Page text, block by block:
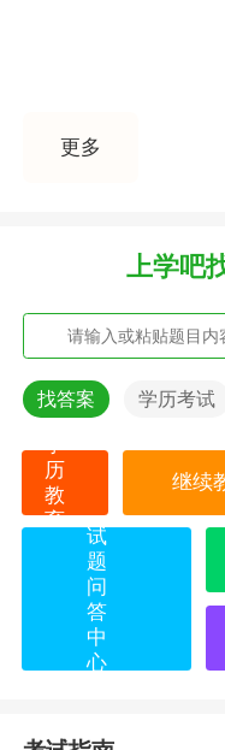
更多
上学吧
找答案 学历考试
历
教
育
继续
试
题
问
答
中
心